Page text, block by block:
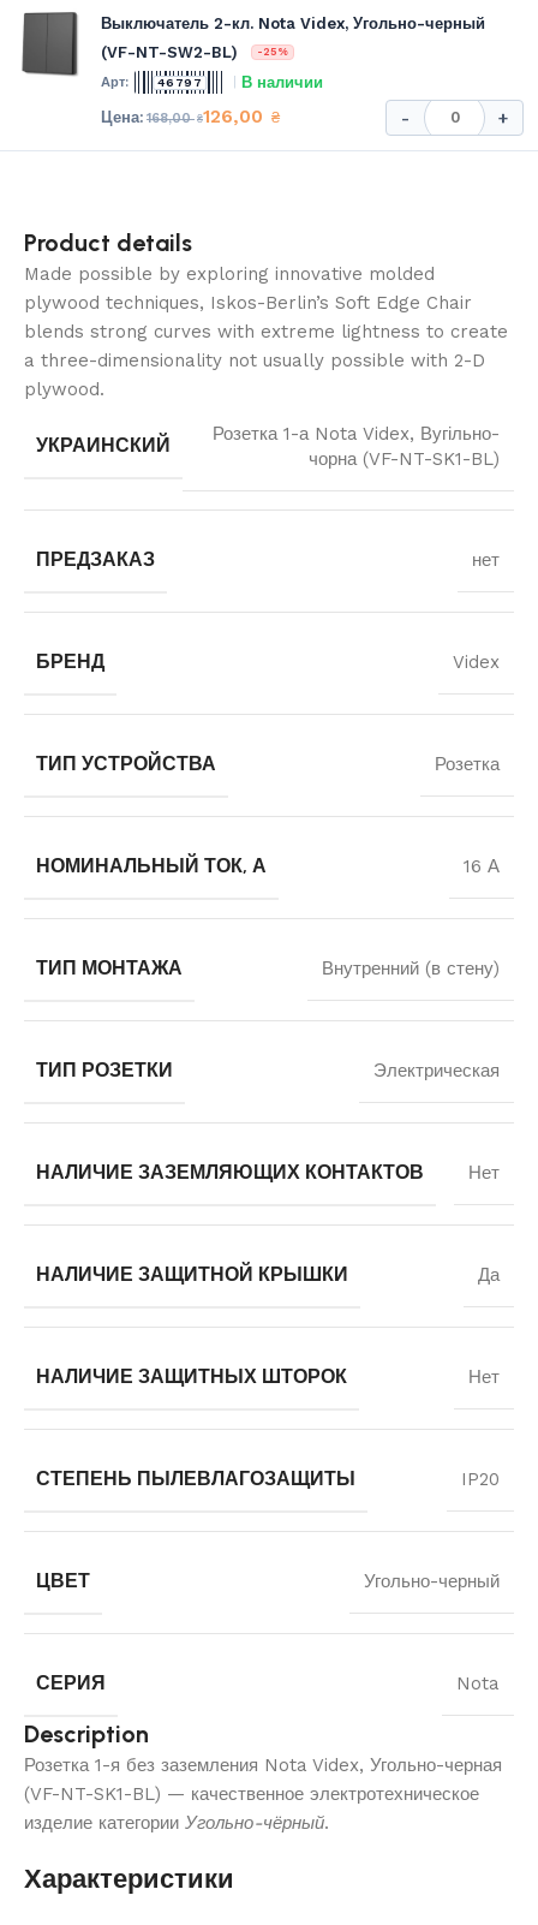
Выключатель 2-кл. Nota Videx, Угольно-черный
(VF-NT-SW2-BL)
-25%
46797 В наличии
168,00₴126,00 ₴ - +
Product details
Made possible by exploring innovative molded
plywood techniques, Iskos-Berlin’s Soft Edge Chair
blends strong curves with extreme lightness to create
a three-dimensionality not usually possible with 2-D
plywood.
УКРАИНСКИЙ
Розетка 1-а Nota Videx, Вугільно-
чорна (VF-NT-SK1-BL)
ПРЕДЗАКАЗ нет
БРЕНД Videx
ТИП УСТРОЙСТВА Розетка
НОМИНАЛЬНЫЙ ТОК, А 16 А
ТИП МОНТАЖА Внутренний (в стену)
ТИП РОЗЕТКИ Электрическая
НАЛИЧИЕ ЗАЗЕМЛЯЮЩИХ КОНТАКТОВ Нет
НАЛИЧИЕ ЗАЩИТНОЙ КРЫШКИ Да
НАЛИЧИЕ ЗАЩИТНЫХ ШТОРОК Нет
СТЕПЕНЬ ПЫЛЕВЛАГОЗАЩИТЫ IP20
ЦВЕТ Угольно-черный
СЕРИЯ Nota
Description
Розетка 1-я без заземления Nota Videx, Угольно-черная
(VF-NT-SK1-BL) — качественное электротехническое
изделие категории Угольно-чёрный.
Характеристики